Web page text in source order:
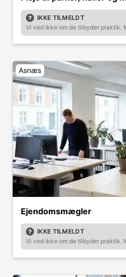
IKKE TILMELDT
Vi ved ikke om de tilbyder praktik.
Asnæs
Ejendomsmægler
IKKE TILMELDT
Vi ved ikke om de tilbyder praktik.